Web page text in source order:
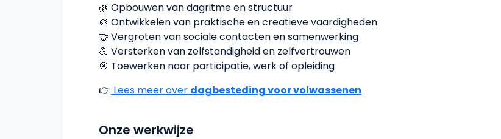
🌿 Opbouwen van dagritme en structuur
🎨 Ontwikkelen van praktische en creatieve vaardigheden
🤝 Vergroten van sociale contacten en samenwerking
💪 Versterken van zelfstandigheid en zelfvertrouwen
🎯 Toewerken naar participatie, werk of opleiding
👉 Lees meer over dagbesteding voor volwassenen
Onze werkwijze